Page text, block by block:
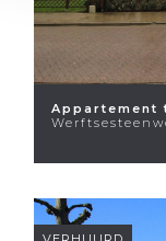
Appartement